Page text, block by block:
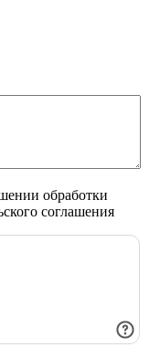
обработки
соглашения